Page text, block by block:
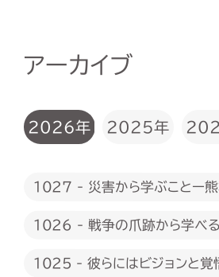
アーカイブ
2026年 2025年
1027 - 災害から学ぶことー
1026 - 戦争の爪跡から学べ
1025 - 彼らにはビジョンと覚